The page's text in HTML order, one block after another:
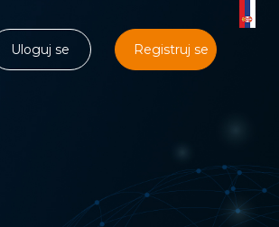
Uloguj se Registruj se